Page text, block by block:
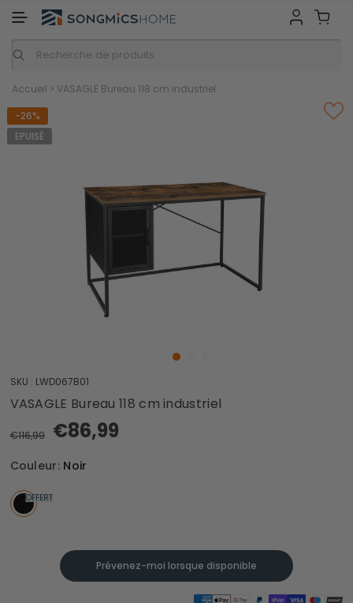
Accueil > VASAGLE Bureau 118 cm industriel
-26%
EPUISÉ
SKU : LWD067B01
VASAGLE Bureau 118 cm industriel
€116,99 €86,99
Couleur: Noir
OFFERT
Prévenez-moi lorsque disponible
Inspiration Nos marques